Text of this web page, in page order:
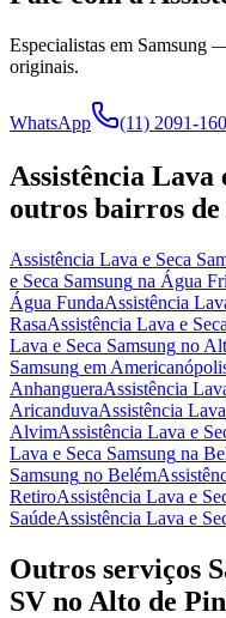
Especialistas em Samsung —
originais.
WhatsApp (11) 2091-
Assistência Lava
outros bairros
Assistência Lava e Seca
e Seca Samsung na Água
Água FundaAssistência
RasaAssistência Lava e
Lava e Seca Samsung no
Samsung em
AnhangueraAssistência
AricanduvaAssistência
AlvimAssistência Lava e
Lava e Seca Samsung na
Samsung no Belém
RetiroAssistência Lava e
SaúdeAssistência Lava e
Outros serviços
SV no Alto de